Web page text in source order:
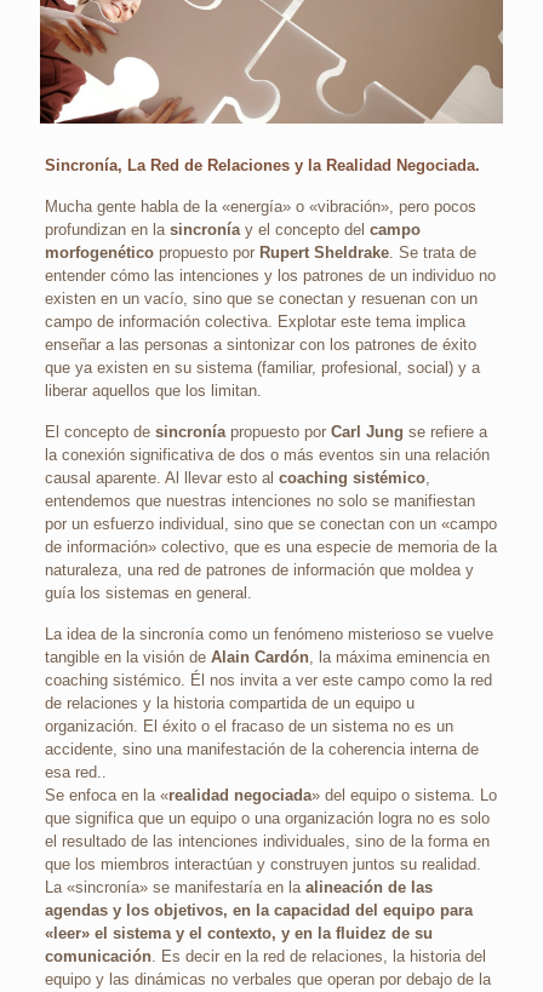
Sincronía, La Red de Relaciones y la Realidad Negociada.
Mucha gente habla de la «energía» o «vibración», pero pocos
profundizan en la sincroníay el concepto del campo
morfogenéticopropuesto por Rupert Sheldrake. Se trata de
entender cómo las intenciones y los patrones de un individuo no
existen en un vacío, sino que se conectan y resuenan con un
campo de información colectiva. Explotar este tema implica
enseñar a las personas a sintonizar con los patrones de éxito
que ya existen en su sistema (familiar, profesional, social) y a
liberar aquellos que los limitan.
El concepto de sincroníapropuesto por Carl Jung se refiere a
la conexión significativa de dos o más eventos sin una relación
causal aparente. Al llevar esto al coaching sistémico,
entendemos que nuestras intenciones no solo se manifiestan
por un esfuerzo individual, sino que se conectan con un «campo
de información» colectivo, que es una especie de memoria de la
naturaleza, una red de patrones de información que moldea y
guía los sistemas en general.
La idea de la sincronía como un fenómeno misterioso se vuelve
tangible en la visión de Alain Cardón, la máxima eminencia en
coaching sistémico. Él nos invita a ver este campo como la red
de relaciones y la historia compartida de un equipo u
organización. El éxito o el fracaso de un sistema no es un
accidente, sino una manifestación de la coherencia interna de
esa red..
Se enfoca en la «realidad negociada» del equipo o sistema. Lo
que significa que un equipo o una organización logra no es solo
el resultado de las intenciones individuales, sino de la forma en
que los miembros interactúan y construyen juntos su realidad.
La «sincronía» se manifestaría en la alineación de las
agendas y los objetivos, en la capacidad del equipo para
«leer» el sistema y el contexto, y en la fluidez de su
comunicación. Es decir en la red de relaciones, la historia del
equipo y las dinámicas no verbales que operan por debajo de la